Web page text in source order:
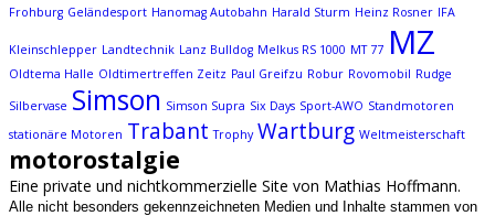
Frohburg Geländesport Hanomag Autobahn Harald Sturm Heinz Rosner IFA
Kleinschlepper Landtechnik Lanz Bulldog Melkus RS 1000 MT 77 MZ
Oldtema Halle Oldtimertreffen Zeitz Paul Greifzu Robur Rovomobil Rudge
Silbervase Simson Simson Supra Six Days Sport-AWO Standmotoren
stationäre Motoren Trabant Trophy Wartburg Weltmeisterschaft
motorostalgie
Eine private und nichtkommerzielle Site von Mathias Hoffmann.
Alle nicht besonders gekennzeichneten Medien und Inhalte stammen von